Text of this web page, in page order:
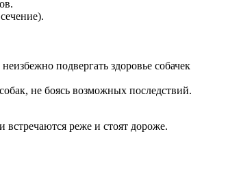
подвергать здоровье собачек
не боясь возможных последствий.
реже и стоят дороже.